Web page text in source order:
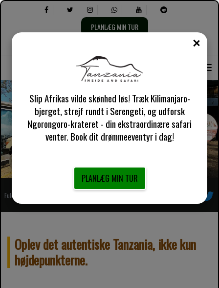
PLANLÆG MIN TUR
Tanzania Safari-oplevelser
Fuldt registreret afrikansk lokal rejsearrangør
Oplev det autentiske Tanzania, ikke kun
højdepunkterne.
Slip Afrikas vilde skønhed løs! Træk Kilimanjaro-
bjerget, strejf rundt i Serengeti, og udforsk
Ngorongoro-krateret - din ekstraordinære safari
venter. Book dit drømmeeventyr i dag!
PLANLÆG MIN TUR
TÆT